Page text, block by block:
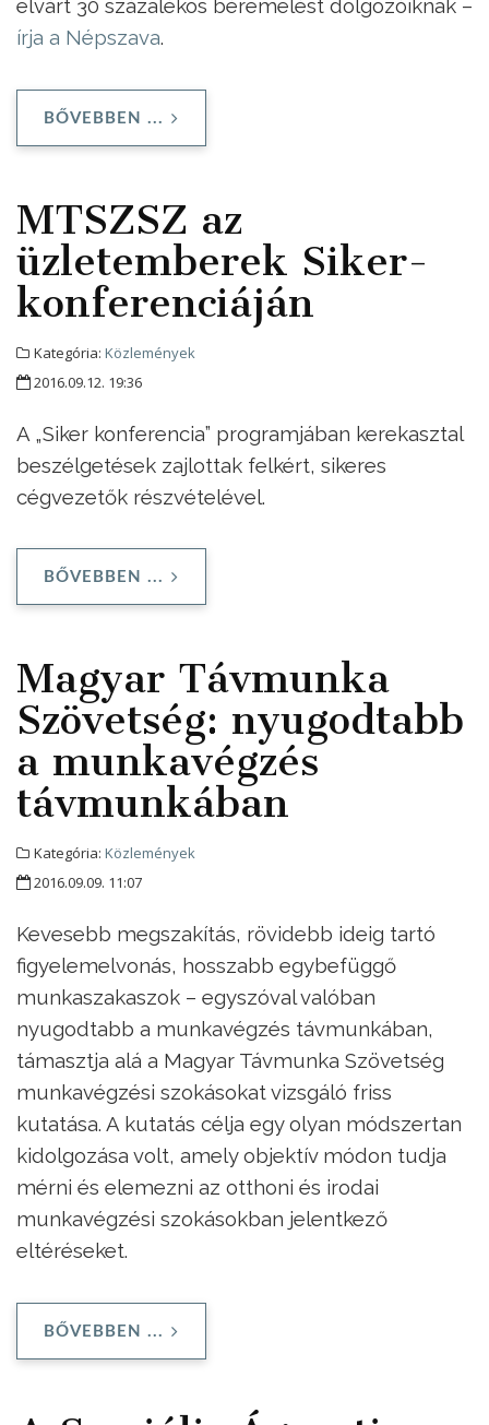
elvárt 30 százalékos béremelést dolgozóiknak –
írja a Népszava.
BŐVEBBEN ...
MTSZSZ az
üzletemberek Siker-
konferenciáján
Kategória: Közlemények
2016.09.12. 19:36
A „Siker konferencia” programjában kerekasztal
beszélgetések zajlottak felkért, sikeres
cégvezetők részvételével.
BŐVEBBEN ...
Magyar Távmunka
Szövetség: nyugodtabb
a munkavégzés
távmunkában
Kategória: Közlemények
2016.09.09. 11:07
Kevesebb megszakítás, rövidebb ideig tartó
figyelemelvonás, hosszabb egybefüggő
munkaszakaszok – egyszóval valóban
nyugodtabb a munkavégzés távmunkában,
támasztja alá a Magyar Távmunka Szövetség
munkavégzési szokásokat vizsgáló friss
kutatása. A kutatás célja egy olyan módszertan
kidolgozása volt, amely objektív módon tudja
mérni és elemezni az otthoni és irodai
munkavégzési szokásokban jelentkező
eltéréseket.
BŐVEBBEN ...